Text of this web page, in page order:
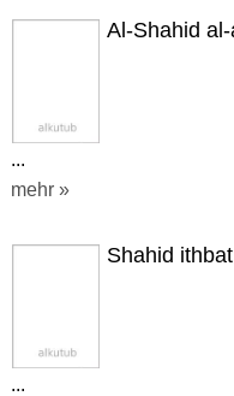
Al-Shahid
...
mehr »
Shahid ithbat
...